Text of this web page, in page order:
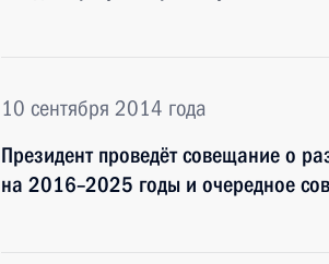
10 сентября 2014 года
Президент проведёт совещание о
на 2016–2025 годы и очередное